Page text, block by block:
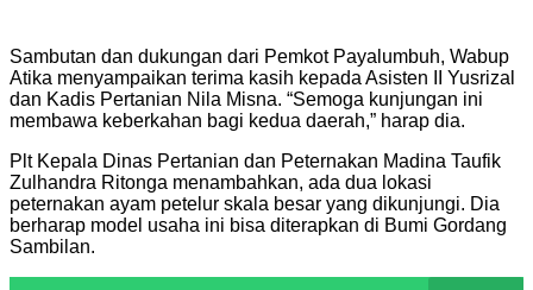
Sambutan dan dukungan dari Pemkot Payalumbuh, Wabup
Atika menyampaikan terima kasih kepada Asisten II Yusrizal
dan Kadis Pertanian Nila Misna. “Semoga kunjungan ini
membawa keberkahan bagi kedua daerah,” harap dia.
Plt Kepala Dinas Pertanian dan Peternakan Madina Taufik
Zulhandra Ritonga menambahkan, ada dua lokasi
peternakan ayam petelur skala besar yang dikunjungi. Dia
berharap model usaha ini bisa diterapkan di Bumi Gordang
Sambilan.